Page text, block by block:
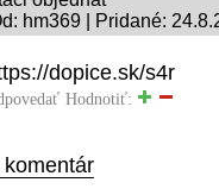
hm369 | Pridané:
dopice.sk/s4r
Hodnotiť: